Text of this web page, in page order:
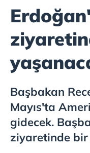
Başbakan
Mayıs'ta
gidecek.
ziyaretinde